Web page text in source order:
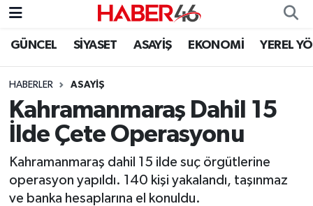
GÜNCEL SİYASET ASAYİŞ EKONOMİ YEREL
HABERLER ASAYİŞ
Kahramanmaraş Dahil 15
İlde Çete Operasyonu
Kahramanmaraş dahil 15 ilde suç örgütlerine
operasyon yapıldı. 140 kişi yakalandı, taşınmaz
ve banka hesaplarına el konuldu.
GÜNCEL
SİYASET
EKONOMİ
SPOR
YAŞAM
Nöbetçi Eczaneler
Hava Durumu
Kahramanmaraş Namaz Vakitleri
Trafik Durumu
Süper Lig Puan Durumu ve Fikstür